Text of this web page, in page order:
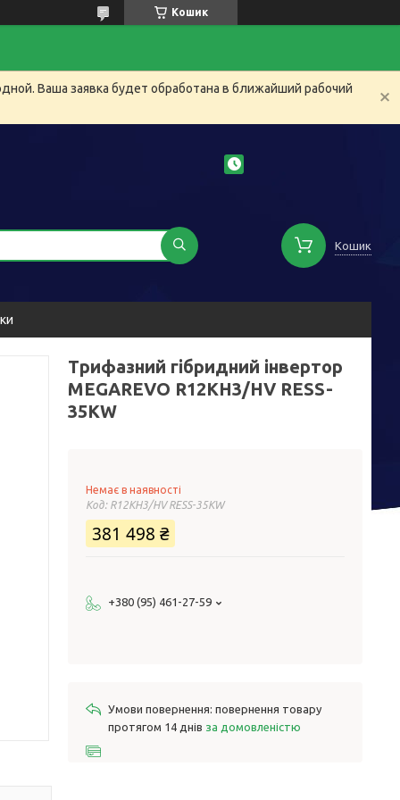
Кошик
Ваша заявка будет обработана в ближайший рабочий
Кошик
Трифазний гібридний інвертор
MEGAREVO R12KH3/HV RESS-
35KW
Немає в наявності
Код: R12KH3/HV RESS-35KW
381 498 ₴
+380 (95) 461-27-59
повернення товару
протягом 14 днів за домовленістю